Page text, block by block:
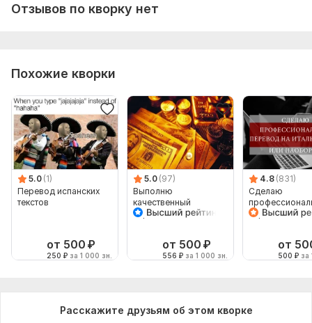
Отзывов по кворку нет
Похожие кворки
5.0 (1)
Перевод испанских
текстов
от 500 ₽
250 ₽ за 1 000 зн.
5.0 (97)
Выполню
качественный
перевод текста на
от 500 ₽
556 ₽ за 1 000 зн.
4.8 (831)
Сделаю
перевод на
от
500 ₽ за
Расскажите друзьям об этом кворке